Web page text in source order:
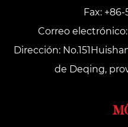
Fax: +86-
Correo electrónico:
Dirección:
de Deqing,